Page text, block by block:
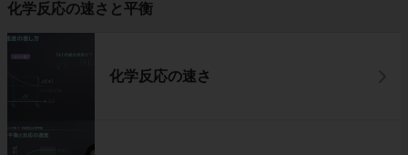
化学反応の速さと平衡
化学反応の速さ